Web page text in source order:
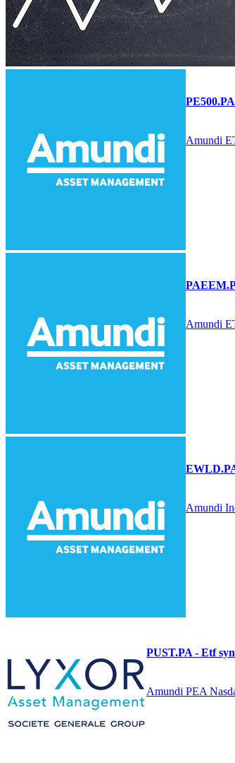
Amundi
Amundi
Amundi
PUST.PA - Etf
Amundi PEA